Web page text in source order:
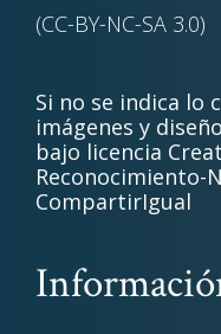
(CC-BY-NC-SA 3.0)
Si no se indica lo
imágenes y
bajo licencia
Reconocimiento-
CompartirIgual